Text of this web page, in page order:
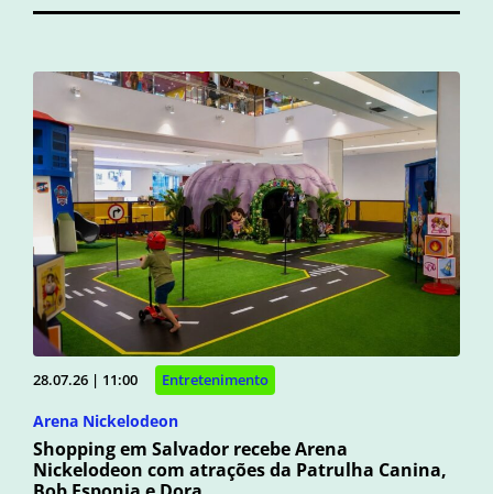
28.07.26 | 11:00 Entretenimento
Arena Nickelodeon
Shopping em Salvador recebe Arena
Nickelodeon com atrações da Patrulha Canina,